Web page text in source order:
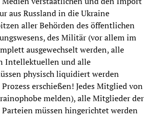
aus Russland in die Ukraine
aller Behörden des öffentlichen
des Militär (vor allem im
ausgewechselt werden, alle
Intellektuellen und alle
physisch liquidiert werden
erschießen! Jedes Mitglied von
melden), alle Mitglieder der
müssen hingerichtet werden